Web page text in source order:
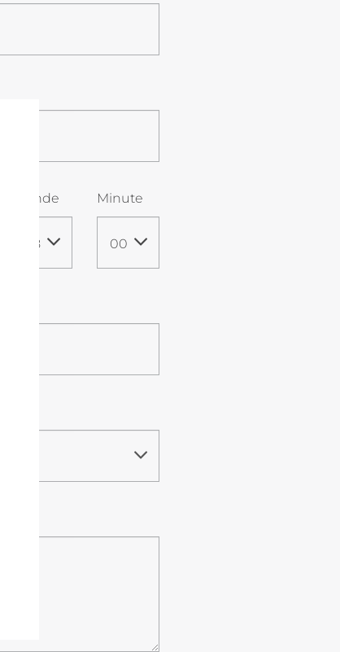
Stunde
08
Minute
00